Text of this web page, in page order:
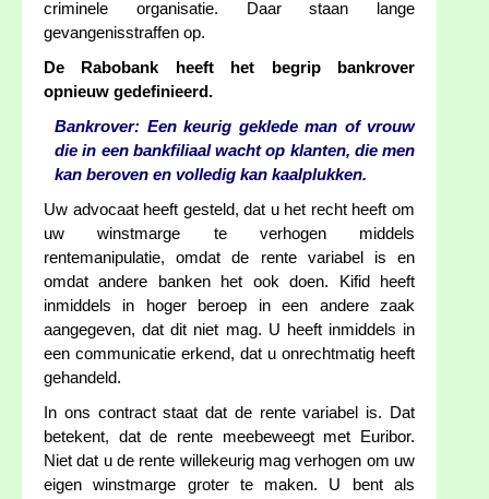
criminele organisatie. Daar staan lange
gevangenisstraffen op.
De Rabobank heeft het begrip bankrover
opnieuw gedefinieerd.
Bankrover: Een keurig geklede man of vrouw
die in een bankfiliaal wacht op klanten, die men
kan beroven en volledig kan kaalplukken.
Uw advocaat heeft gesteld, dat u het recht heeft om
uw winstmarge te verhogen middels
rentemanipulatie, omdat de rente variabel is en
omdat andere banken het ook doen. Kifid heeft
inmiddels in hoger beroep in een andere zaak
aangegeven, dat dit niet mag. U heeft inmiddels in
een communicatie erkend, dat u onrechtmatig heeft
gehandeld.
In ons contract staat dat de rente variabel is. Dat
betekent, dat de rente meebeweegt met Euribor.
Niet dat u de rente willekeurig mag verhogen om uw
eigen winstmarge groter te maken. U bent als